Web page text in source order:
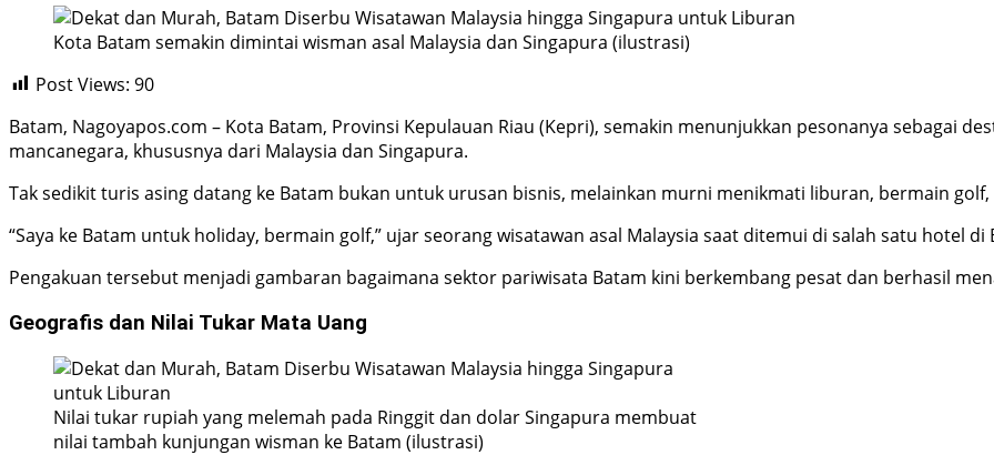
Kota Batam semakin dimintai wisman asal Malaysia dan Singapura (ilustrasi)
Post Views: 90
Batam, Nagoyapos.com – Kota Batam, Provinsi Kepulauan Riau (Kepri), semakin menunjukkan pesonanya sebagai
mancanegara, khususnya dari Malaysia dan Singapura.
Tak sedikit turis asing datang ke Batam bukan untuk urusan bisnis, melainkan murni menikmati liburan, bermain
“Saya ke Batam untuk holiday, bermain golf,” ujar seorang wisatawan asal Malaysia saat ditemui di salah satu hotel di
Pengakuan tersebut menjadi gambaran bagaimana sektor pariwisata Batam kini berkembang pesat dan berhasil
Geografis dan Nilai Tukar Mata Uang
Nilai tukar rupiah yang melemah pada Ringgit dan dolar Singapura membuat
nilai tambah kunjungan wisman ke Batam (ilustrasi)